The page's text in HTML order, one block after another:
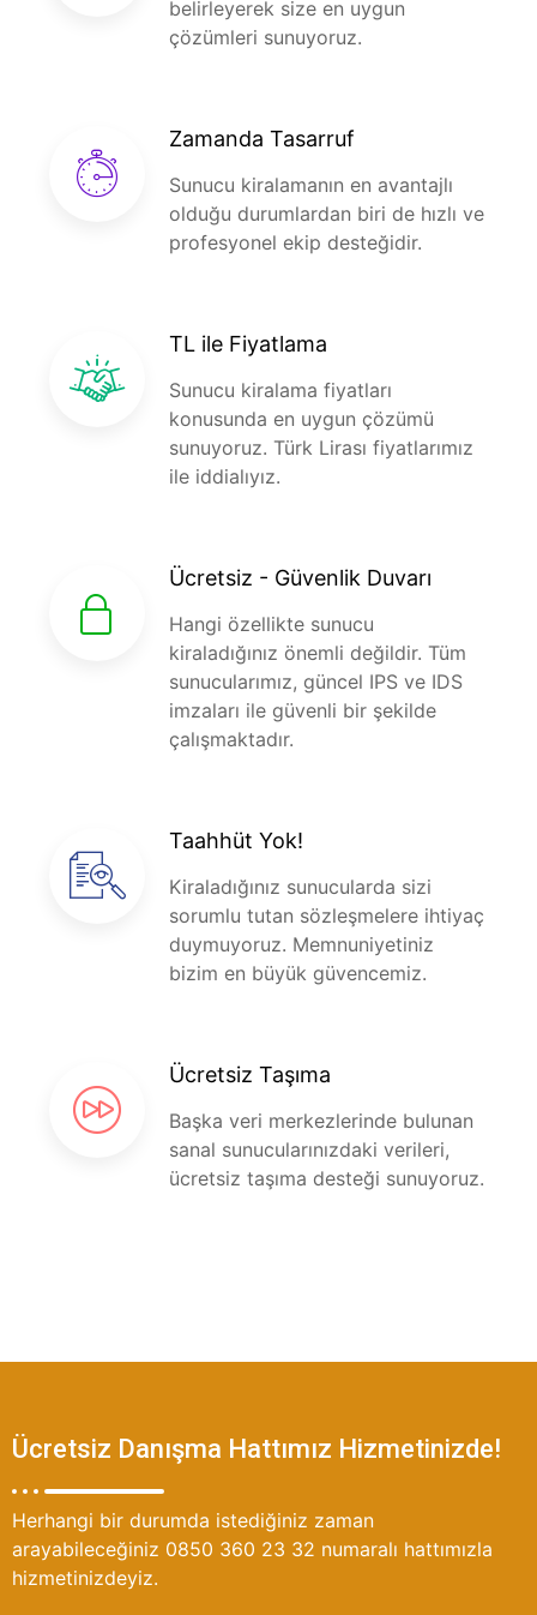
belirleyerek size en uygun
çözümleri sunuyoruz.
Zamanda Tasarruf
Sunucu kiralamanın en avantajlı
olduğu durumlardan biri de hızlı ve
profesyonel ekip desteğidir.
TL ile Fiyatlama
Sunucu kiralama fiyatları
konusunda en uygun çözümü
sunuyoruz. Türk Lirası fiyatlarımız
ile iddialıyız.
Ücretsiz - Güvenlik Duvarı
Hangi özellikte sunucu
kiraladığınız önemli değildir. Tüm
sunucularımız, güncel IPS ve IDS
imzaları ile güvenli bir şekilde
çalışmaktadır.
Taahhüt Yok!
Kiraladığınız sunucularda sizi
sorumlu tutan sözleşmelere ihtiyaç
duymuyoruz. Memnuniyetiniz
bizim en büyük güvencemiz.
Ücretsiz Taşıma
Başka veri merkezlerinde bulunan
sanal sunucularınızdaki verileri,
ücretsiz taşıma desteği sunuyoruz.
Ücretsiz Danışma Hattımız Hizmetinizde!
Herhangi bir durumda istediğiniz zaman
arayabileceğiniz 0850 360 23 32 numaralı hattımızla
hizmetinizdeyiz.